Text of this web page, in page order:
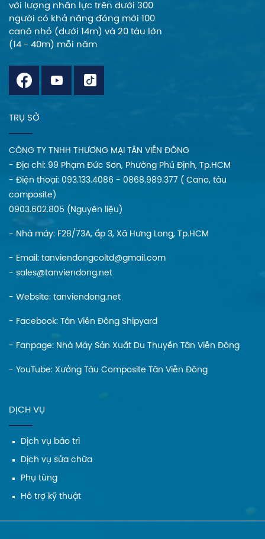
với lượng nhân lực trên dưới 300
người có khả năng đóng mới 100
canô nhỏ (dưới 14m) và 20 tàu lớn
(14 - 40m) mỗi năm
TRỤ SỞ
CÔNG TY TNHH THƯƠNG MẠI TÂN VIỄN ĐÔNG
- Địa chi: 99 Phạm Đức Sơn, Phường Phú Định, Tp.HCM
- Điện thoại: 093.133.4086 - 0868.989.377 ( Cano, tàu
composite)
0903.602.805 (Nguyên liệu)
- Nhà máy: F28/73A, ấp 3, Xã Hưng Long, Tp.HCM
- Email: tanviendongcoltd@gmail.com
- sales@tanviendong.net
- Website: tanviendong.net
- Facebook: Tân Viễn Đông Shipyard
- Fanpage: Nhà Máy Sản Xuất Du Thuyền Tân Viễn Đông
- YouTube: Xưởng Tàu Composite Tân Viễn Đông
DỊCH VỤ
Dịch vụ bảo trì
Dịch vụ sửa chữa
Phụ tùng
Hỗ trợ kỹ thuật